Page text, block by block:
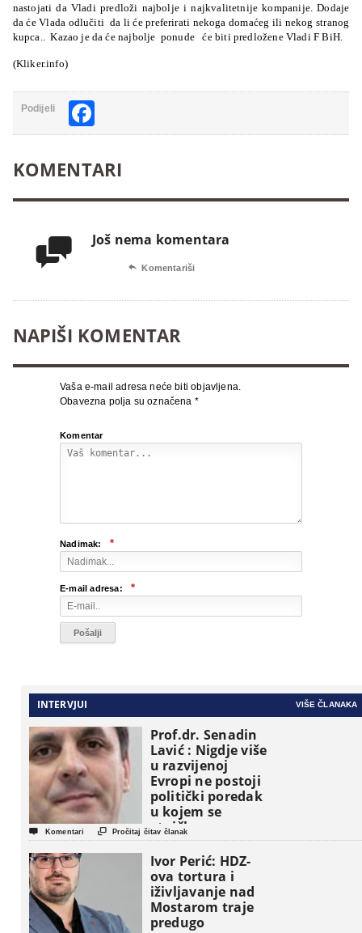
nastojati da Vladi predloži najbolje i najkvalitetnije kompanije. Dodaje
da će Vlada odlučiti da li će preferirati nekoga domaćeg ili nekog stranog
kupca..
Kazao je da će najbolje ponude će biti predložene Vladi F BiH.
(Kliker.info)
Podijeli
KOMENTARI
 Još nema komentara
 Komentariši
NAPIŠI KOMENTAR
Vaša e-mail adresa neće biti objavljena.
Obavezna polja su označena *
Komentar
Nadimak: *
E-mail adresa: *
INTERVJUI VIŠE ČLANAKA
Prof.dr. Senadin
Lavić : Nigdje više
u razvijenoj
Evropi ne postoji
politički poredak
u kojem se
etničke grupe
pojavljuju kao
osnovne
političke jedinice
 Komentari  Pročitaj čitav članak
Ivor Perić: HDZ-
ova tortura i
iživljavanje nad
Mostarom traje
predugo